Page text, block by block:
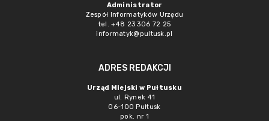
Administrator
Zespół Informatyków Urzędu
tel. +48 23 306 72 25
informatyk@pultusk.pl
ADRES REDAKCJI
Urząd Miejski w Pułtusku
ul. Rynek 41
06-100 Pułtusk
pok. nr 1